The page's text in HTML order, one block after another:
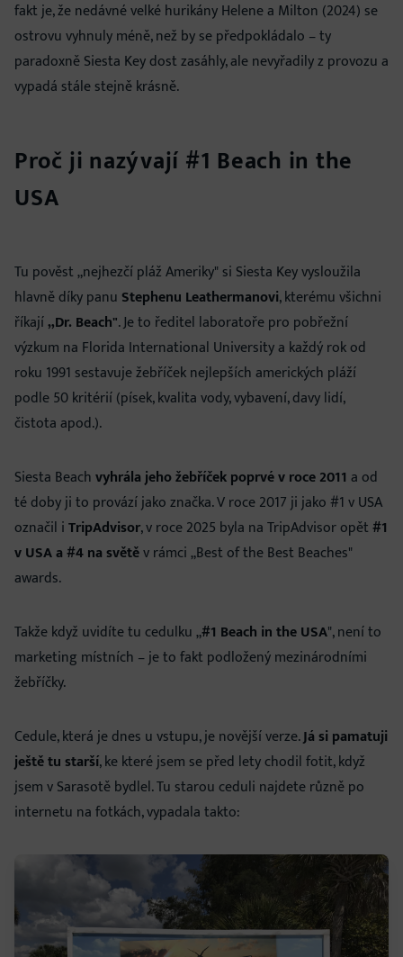
fakt je, že nedávné velké hurikány Helene a Milton (2024) se
ostrovu vyhnuly méně, než by se předpokládalo – ty
paradoxně Siesta Key dost zasáhly, ale nevyřadily z provozu a
vypadá stále stejně krásně.
Proč ji nazývají #1 Beach in the
USA
Tu pověst „nejhezčí pláž Ameriky" si Siesta Key vysloužila
hlavně díky panu Stephenu Leathermanovi, kterému všichni
říkají„Dr. Beach". Je to ředitel laboratoře pro pobřežní
výzkum na Florida International University a každý rok od
roku 1991 sestavuje žebříček nejlepších amerických pláží
podle 50 kritérií (písek, kvalita vody, vybavení, davy lidí,
čistota apod.).
Siesta Beachvyhrála jeho žebříček poprvé v roce 2011 a od
té doby ji to provází jako značka. V roce 2017 ji jako #1 v USA
označil iTripAdvisor, v roce 2025 byla na TripAdvisor opět#1
v USA a #4 na světěv rámci „Best of the Best Beaches"
awards.
Takže když uvidíte tu cedulku „#1 Beach in the USA", není to
marketing místních – je to fakt podložený mezinárodními
žebříčky.
Cedule, která je dnes u vstupu, je novější verze.Já si pamatuji
ještě tu starší, ke které jsem se před lety chodil fotit, když
jsem v Sarasotě bydlel. Tu starou ceduli najdete různě po
internetu na fotkách, vypadala takto: